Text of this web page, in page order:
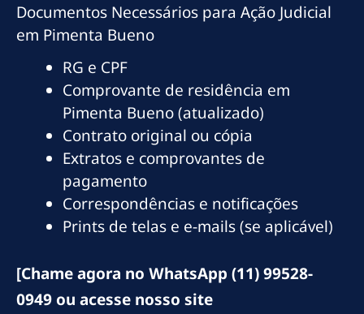
Documentos Necessários para Ação Judicial
em Pimenta Bueno
RG e CPF
Comprovante de residência em
Pimenta Bueno (atualizado)
Contrato original ou cópia
Extratos e comprovantes de
pagamento
Correspondências e notificações
Prints de telas e e-mails (se aplicável)
[Chame agora no WhatsApp (11) 99528-
0949 ou acesse nosso site